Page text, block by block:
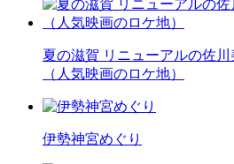
夏の滋賀 リニューアルの佐
（人気映画のロケ地）
伊勢神宮めぐり